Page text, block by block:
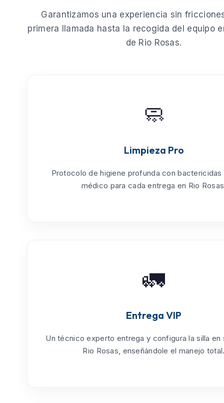
Garantizamos una experiencia sin
primera llamada hasta la recogida del equipo
de Rio Rosas.
🧼
Limpieza Pro
Protocolo dehigiene profunda con bactericidas
médico para cada entrega en Rio
🚛
Entrega VIP
Un técnico experto entrega y configura la silla en
Rio Rosas, enseñándole el manejo